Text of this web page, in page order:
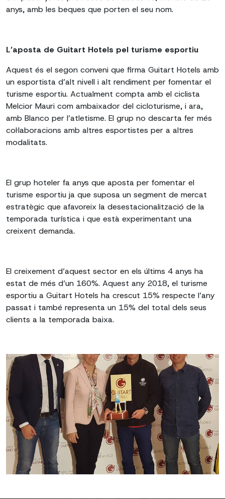
anys, amb les beques que porten el seu nom.
L’aposta de Guitart Hotels pel turisme esportiu
Aquest és el segon conveni que firma Guitart Hotels amb
un esportista d’alt nivell i alt rendiment per fomentar el
turisme esportiu. Actualment compta amb el ciclista
Melcior Mauri com ambaixador del cicloturisme, i ara,
amb Blanco per l’atletisme. El grup no descarta fer més
col·laboracions amb altres esportistes per a altres
modalitats.
El grup hoteler fa anys que aposta per fomentar el
turisme esportiu ja que suposa un segment de mercat
estratègic que afavoreix la desestacionalització de la
temporada turística i que està experimentant una
creixent demanda.
El creixement d’aquest sector en els últims 4 anys ha
estat de més d’un 160%. Aquest any 2018, el turisme
esportiu a Guitart Hotels ha crescut 15% respecte l’any
passat i també representa un 15% del total dels seus
clients a la temporada baixa.